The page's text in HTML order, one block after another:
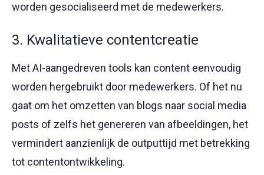
worden gesocialiseerd met de medewerkers.
3. Kwalitatieve contentcreatie
Met AI-aangedreven tools kan content eenvoudig
worden hergebruikt door medewerkers. Of het nu
gaat om het omzetten van blogs naar social media
posts of zelfs het genereren van afbeeldingen, het
vermindert aanzienlijk de outputtijd met betrekking
tot contentontwikkeling.